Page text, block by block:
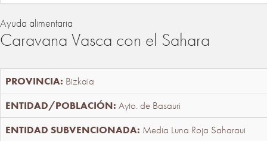
Ayuda alimentaria
Caravana Vasca con el Sahara
Bizkaia
Ayto. de Basauri
Media Luna Roja Saharaui